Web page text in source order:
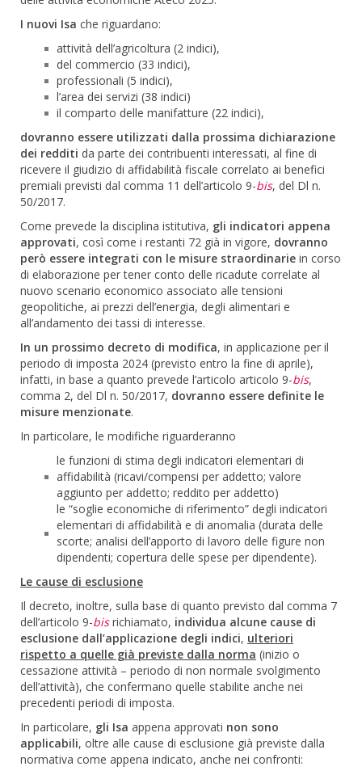
I nuovi Isa che riguardano:
attività dell’agricoltura (2 indici),
del commercio (33 indici),
professionali (5 indici),
l’area dei servizi (38 indici)
il comparto delle manifatture (22 indici),
dovranno essere utilizzati dalla prossima dichiarazione
dei redditi da parte dei contribuenti interessati, al fine di
ricevere il giudizio di affidabilità fiscale correlato ai benefici
premiali previsti dal comma 11 dell’articolo 9-bis, del Dl n.
50/2017.
Come prevede la disciplina istitutiva, gli indicatori appena
approvati, così come i restanti 72 già in vigore, dovranno
però essere integrati con le misure straordinarie in corso
di elaborazione per tener conto delle ricadute correlate al
nuovo scenario economico associato alle tensioni
geopolitiche, ai prezzi dell’energia, degli alimentari e
all’andamento dei tassi di interesse.
In un prossimo decreto di modifica, in applicazione per il
periodo di imposta 2024 (previsto entro la fine di aprile),
infatti, in base a quanto prevede l’articolo articolo 9-bis,
comma 2, del Dl n. 50/2017, dovranno essere definite le
misure menzionate.
In particolare, le modifiche riguarderanno
le funzioni di stima degli indicatori elementari di
affidabilità (ricavi/compensi per addetto; valore
aggiunto per addetto; reddito per addetto)
le “soglie economiche di riferimento” degli indicatori
elementari di affidabilità e di anomalia (durata delle
scorte; analisi dell’apporto di lavoro delle figure non
dipendenti; copertura delle spese per dipendente).
Le cause di esclusione
Il decreto, inoltre, sulla base di quanto previsto dal comma 7
dell’articolo 9-bisrichiamato, individua alcune cause di
esclusione dall’applicazione degli indici, ulteriori
rispetto a quelle già previste dalla norma (inizio o
cessazione attività – periodo di non normale svolgimento
dell’attività), che confermano quelle stabilite anche nei
precedenti periodi di imposta.
In particolare, gli Isa appena approvati non sono
applicabili, oltre alle cause di esclusione già previste dalla
normativa come appena indicato, anche nei confronti: